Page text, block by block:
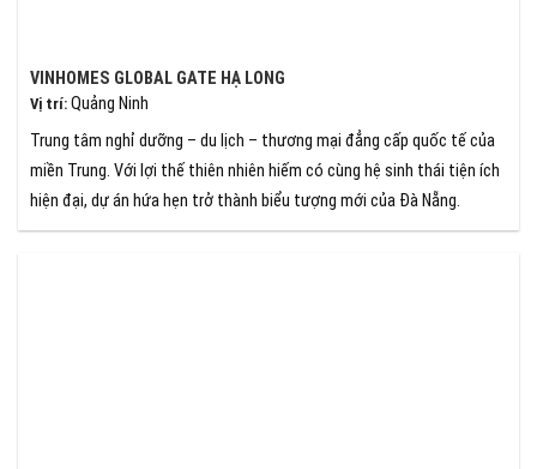
VINHOMES GLOBAL GATE HẠ LONG
Vị trí:Quảng Ninh
Trung tâm nghỉ dưỡng – du lịch – thương mại đẳng cấp quốc tế của
miền Trung. Với lợi thế thiên nhiên hiếm có cùng hệ sinh thái tiện ích
hiện đại, dự án hứa hẹn trở thành biểu tượng mới của Đà Nẵng.